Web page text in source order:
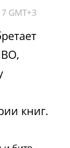
GMT+3
книг.